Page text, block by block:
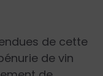
de cette
de vin